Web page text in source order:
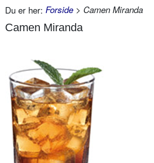
Du er her: Forside > Camen Miranda
Camen Miranda